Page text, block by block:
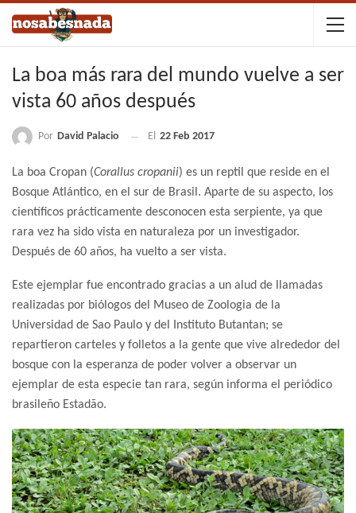
La boa más rara del mundo vuelve a ser
vista 60 años después
Por David Palacio El 22 Feb 2017
La boa Cropan (Corallus cropanii) es un reptil que reside en el
Bosque Atlántico, en el sur de Brasil. Aparte de su aspecto, los
científicos prácticamente desconocen esta serpiente, ya que
rara vez ha sido vista en naturaleza por un investigador.
Después de 60 años, ha vuelto a ser vista.
Este ejemplar fue encontrado gracias a un alud de llamadas
realizadas por biólogos del Museo de Zoologia de la
Universidad de Sao Paulo y del Instituto Butantan; se
repartieron carteles y folletos a la gente que vive alrededor del
bosque con la esperanza de poder volver a observar un
ejemplar de esta especie tan rara, según informa el periódico
brasileño Estadão.